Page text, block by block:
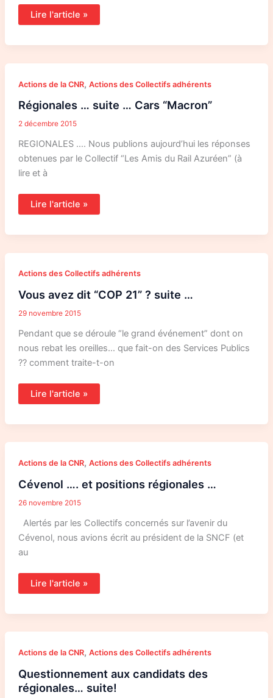
Lire l'article »
Actions de la CNR, Actions des Collectifs adhérents
Régionales … suite … Cars “Macron”
2 décembre 2015
REGIONALES …. Nous publions aujourd’hui les réponses
obtenues par le Collectif “Les Amis du Rail Azuréen” (à
lire et à
Régionales
…
…
Cars
“Macron”
Lire l'article »
Actions des Collectifs adhérents
Vous avez dit “COP 21” ? suite …
29 novembre 2015
Pendant que se déroule “le grand événement” dont on
nous rebat les oreilles… que fait-on des Services Publics
?? comment traite-t-on
Vous
avez
“COP
?
…
Lire l'article »
Actions de la CNR, Actions des Collectifs adhérents
Cévenol …. et positions régionales …
26 novembre 2015
Alertés par les Collectifs concernés sur l’avenir du
Cévenol, nous avions écrit au président de la SNCF (et
au
Cévenol
….
positions
…
Lire l'article »
Actions de la CNR, Actions des Collectifs adhérents
Questionnement aux candidats des
régionales… suite!
Questionnement
aux
des
régionales…
suite!